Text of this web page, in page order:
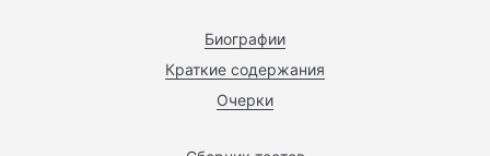
Биографии
Краткие содержания
Очерки